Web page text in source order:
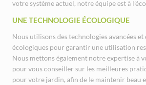
votre système actuel, notre équipe est à
UNE TECHNOLOGIE ÉCOLOGIQUE
Nous utilisons des technologies avancées et
écologiques pour garantir une utilisation
Nous mettons également notre expertise à
pour vous conseiller sur les meilleures
pour votre jardin, afin de le maintenir beau